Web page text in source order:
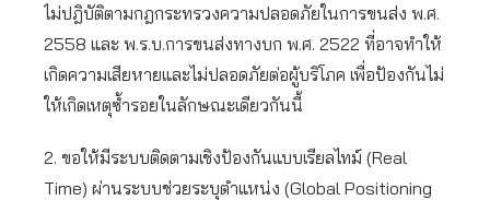
ไม่ปฎิบัติตามกฎกระทรวงความปลอดภัยในการขนส่ง พ.ศ.
2558 และ พ.ร.บ.การขนส่งทางบก พ.ศ. 2522 ที่อาจทำให้
เกิดความเสียหายและไม่ปลอดภัยต่อผู้บริโภค เพื่อป้องกันไม่
ให้เกิดเหตุซ้ำรอยในลักษณะเดียวกันนี้
2. ขอให้มีระบบติดตามเชิงป้องกันแบบเรียลไทม์ (Real
Time) ผ่านระบบช่วยระบุตำแหน่ง (Global Positioning